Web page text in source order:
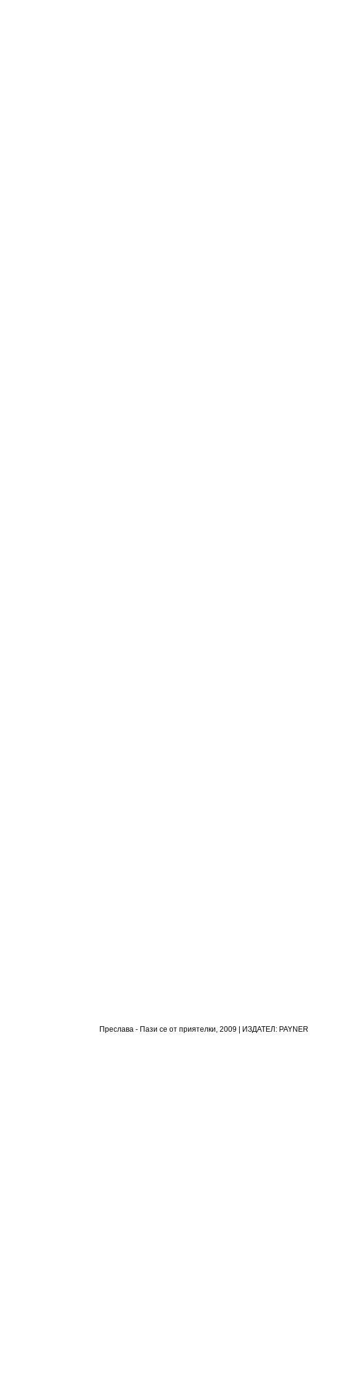
Преслава - Пази се от приятелки, 2009 | ИЗДАТЕЛ: PAYNER